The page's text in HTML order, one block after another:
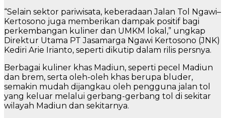
“Selain sektor pariwisata, keberadaan Jalan Tol Ngawi–
Kertosono juga memberikan dampak positif bagi
perkembangan kuliner dan UMKM lokal,” ungkap
Direktur Utama PT Jasamarga Ngawi Kertosono (JNK)
Kediri Arie Irianto, seperti dikutip dalam rilis persnya.
Berbagai kuliner khas Madiun, seperti pecel Madiun
dan brem, serta oleh-oleh khas berupa bluder,
semakin mudah dijangkau oleh pengguna jalan tol
yang keluar melalui gerbang-gerbang tol di sekitar
wilayah Madiun dan sekitarnya.